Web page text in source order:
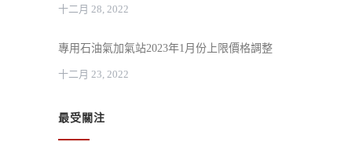
十二月 28, 2022
專用石油氣加氣站2023年1月份上限價格調整
十二月 23, 2022
最受關注